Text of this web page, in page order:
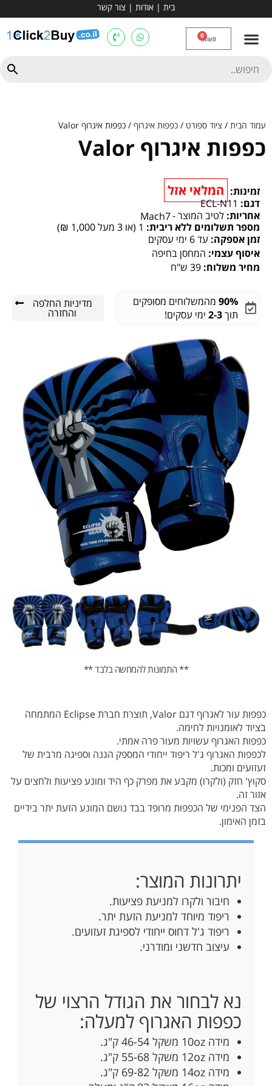
בית | אודות | צור קשר
₪0
0
עמוד הבית / ציוד ספורט / כפפות איגרוף / כפפות איגרוף Valor
כפפות איגרוף Valor
זמינות: המלאי אזל
דגם: ECL-N11
אחריות: לטיב המוצר -Mach7
מספר תשלומים ללא ריבית: 1 (או 3 מעל 1,000 ₪)
זמן אספקה: עד 6 ימי עסקים
איסוף עצמי: המחסן בחיפה
מחיר משלוח: 39 ש"ח
90% מהמשלוחים מסופקים
תוך2-3 ימי עסקים!
מדיניות החלפה
והחזרה
** התמונות להמחשה בלבד **
כפפות עור לאגרוף דגם Valor, תוצרת חברת Eclipse המתמחה
בציוד לאומנויות לחימה.
כפפות האגרוף עשויות מעור פרה אמתי.
לכפפות האגרוף ג'ל ריפוד ייחודי המספק הגנה וספיגה מרבית של
זעזועים ומכות.
סקוץ' חזק (ולקרו) מקבע את מפרק כף היד ומונע פציעות ולחצים על
אזור זה.
הצד הפנימי של הכפפות מרופד בבד נושם המונע הזעת יתר בידיים
בזמן האימון.
יתרונות המוצר:
חיבור ולקרו למניעת פציעות.
ריפוד מיוחד למניעת הזעת יתר.
ריפוד ג'ל דחוס ייחודי לספיגת זעזועים.
עיצוב חדשני ומודרני.
נא לבחור את הגודל הרצוי של
כפפות האגרוף למעלה:
מידה 10oz משקל 46-54 ק"ג.
מידה 12oz משקל 55-68 ק"ג.
מידה 14oz משקל 69-82 ק"ג.